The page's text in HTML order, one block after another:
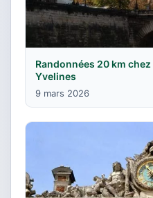
Randonnées 20 km
Yvelines
9 mars 2026